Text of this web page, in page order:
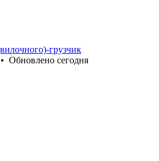
грузчик
• Обновлено сегодня